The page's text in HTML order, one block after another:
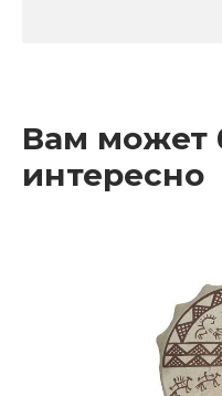
Вам может
интересно